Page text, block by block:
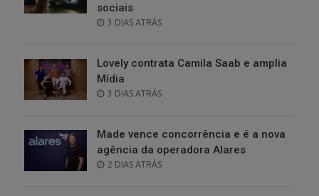
sociais
POSTED
3 DIAS ATRÁS
Lovely contrata Camila Saab e amplia
Mídia
POSTED
3 DIAS ATRÁS
Made vence concorrência e é a nova
agência da operadora Alares
POSTED
2 DIAS ATRÁS